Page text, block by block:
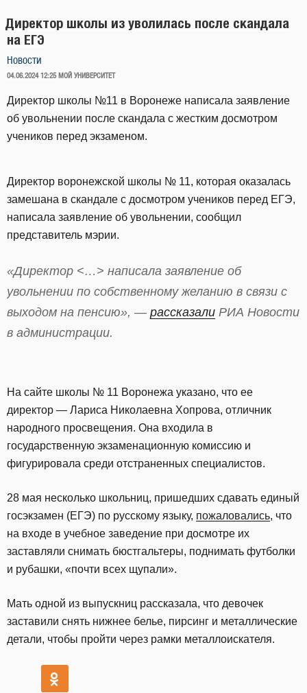
Директор школы из уволилась после скандала
на ЕГЭ
Новости
ОПУБЛИКОВАНО
04.06.2024 12:25 МОЙ УНИВЕРСИТЕТ
Директор школы №11 в Воронеже написала заявление
об увольнении после скандала с жестким досмотром
учеников перед экзаменом.
Директор воронежской школы № 11, которая оказалась
замешана в скандале с досмотром учеников перед ЕГЭ,
написала заявление об увольнении, сообщил
представитель мэрии.
«Директор <…> написала заявление об
увольнении по собственному желанию в связи с
выходом на пенсию», — рассказали РИА Новости
в администрации.
На сайте школы № 11 Воронежа указано, что ее
директор — Лариса Николаевна Хопрова, отличник
народного просвещения. Она входила в
государственную экзаменационную комиссию и
фигурировала среди отстраненных специалистов.
28 мая несколько школьниц, пришедших сдавать единый
госэкзамен (ЕГЭ) по русскому языку, пожаловались, что
на входе в учебное заведение при досмотре их
заставляли снимать бюстгальтеры, поднимать футболки
и рубашки, «почти всех щупали».
Мать одной из выпускниц рассказала, что девочек
заставили снять нижнее белье, пирсинг и металлические
детали, чтобы пройти через рамки металлоискателя.